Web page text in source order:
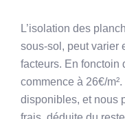
L’isolation des
sous-sol, peut varier
facteurs. En fonctoin
commence à 26€/
disponibles, et nous